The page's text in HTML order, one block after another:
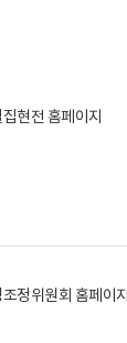
현전 홈페이지
정위원회 홈페이지